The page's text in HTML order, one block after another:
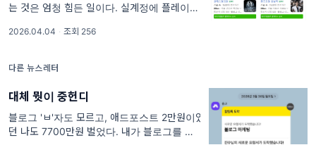
는 것은 엄청 힘든 일이다. 실계정에 플레이스
체험단을 계속 하면서 블로그리뷰를 카운팅 하
2026.04.04 · 조회 256
다른 뉴스레터
대체 뭣이 중헌디
블로그 'ㅂ'자도 모르고, 애드포스트 2만원이었
던 나도 7700만원 벌었다. 내가 블로그를 시작